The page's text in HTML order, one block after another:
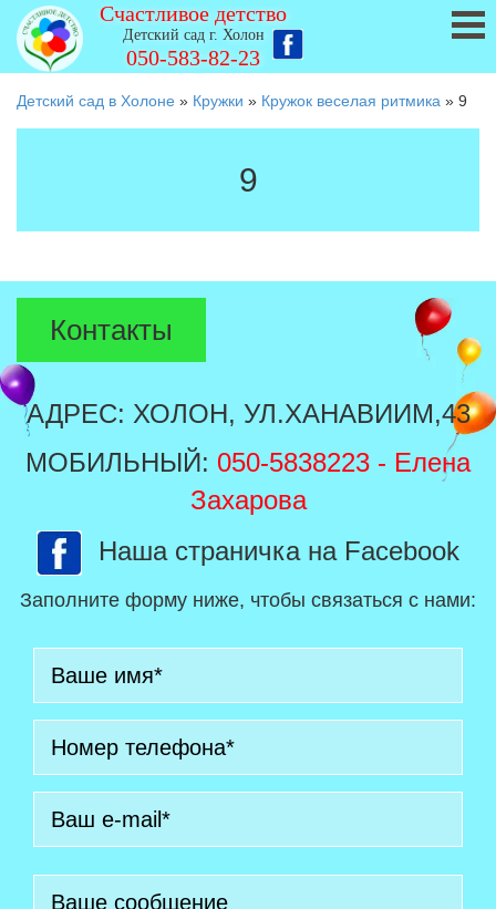
Счастливое детство
Детский сад г. Холон
050-583-82-23
Детский сад в Холоне » Кружки » Кружок веселая ритмика » 9
9
Контакты
АДРЕС: ХОЛОН, УЛ.ХАНАВИИМ,43
МОБИЛЬНЫЙ: 050-5838223 - Елена
Захарова
Наша страничка на Facebook
Заполните форму ниже, чтобы связаться с нами: